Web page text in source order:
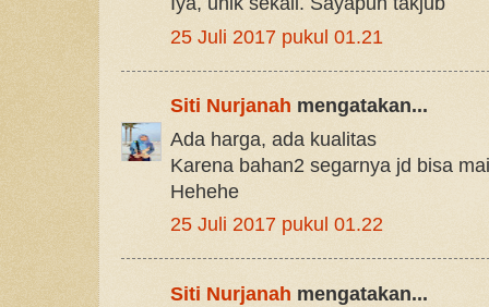
25 Juli 2017 pukul 01.21
Siti Nurjanah mengatakan...
Ada harga, ada kualitas
Karena bahan2 segarnya jd bisa
Hehehe
25 Juli 2017 pukul 01.22
Siti Nurjanah mengatakan...